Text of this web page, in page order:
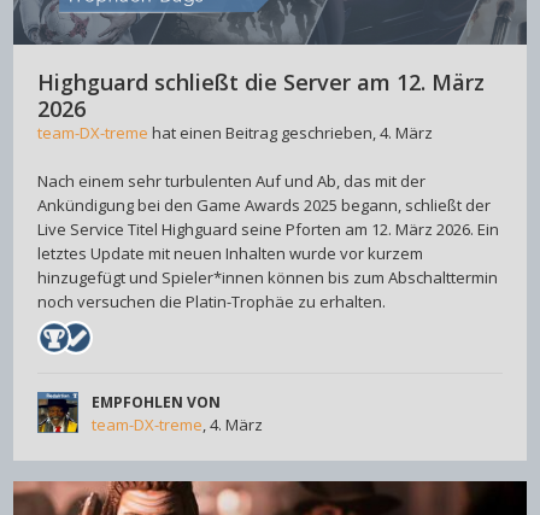
Highguard schließt die Server am 12. März
2026
team-DX-treme hat einen Beitrag geschrieben,4. März
Nach einem sehr turbulenten Auf und Ab, das mit der
Ankündigung bei den Game Awards 2025 begann, schließt der
Live Service Titel Highguard seine Pforten am 12. März 2026. Ein
letztes Update mit neuen Inhalten wurde vor kurzem
hinzugefügt und Spieler*innen können bis zum Abschalttermin
noch versuchen die Platin-Trophäe zu erhalten.
EMPFOHLEN VON
team-DX-treme,4. März